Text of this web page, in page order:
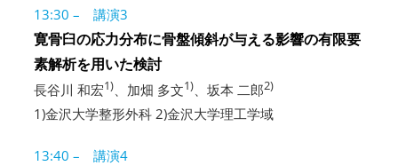
13:30 – 講演3
寛骨臼の応力分布に骨盤傾斜が与える影響の有限要
素解析を用いた検討
長谷川 和宏1)、加畑 多文1)、坂本 二郎2)
1)金沢大学整形外科 2)金沢大学理工学域
13:40 – 講演4